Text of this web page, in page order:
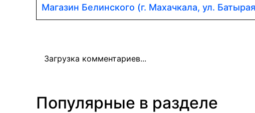
Магазин Белинского (г. Махачкала, ул.
Загрузка комментариев...
Популярные в разделе